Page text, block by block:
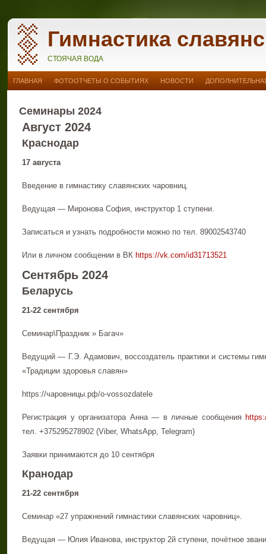
Гимнастика
СТОЯЧАЯ ВОДА
ГЛАВНАЯ ФОТООТЧЕТЫ О СОБЫТИЯХ НОВОСТИ
Семинары 2024
Август 2024
Краснодар
17 августа
Введение в гимнастику славянских чаровниц.
Ведущая — Миронова София, инструктор 1 ступени.
Записаться и узнать подробности можно по тел. 89002543740
Или в личном сообщении в ВК https://vk.com/id31713521
Сентябрь 2024
Беларусь
21-22 сентября
Семинар\Праздник » Багач»
Ведущий — Г.Э. Адамович, воссоздатель практики и системы
«Традиции здоровья славян»
https://чаровницы.рф/o-vossozdatele
Регистрация у организатора Анна — в личные сообщения
тел. +375295278902 (Viber, WhatsApp, Telegram)
Заявки принимаются до 10 сентября
Кранодар
21-22 сентября
Семинар «27 упражнений гимнастики славянских чаровниц».
Ведущая — Юлия Иванова, инструктор 2й ступени, почётное